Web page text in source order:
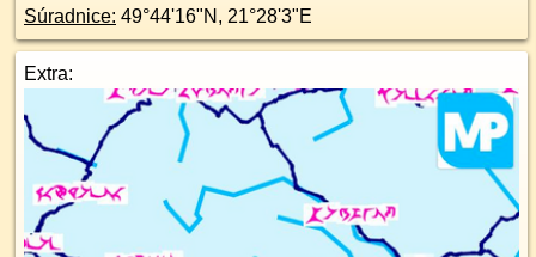
Súradnice: 49°44'16"N , 21°28'3"E
Extra: